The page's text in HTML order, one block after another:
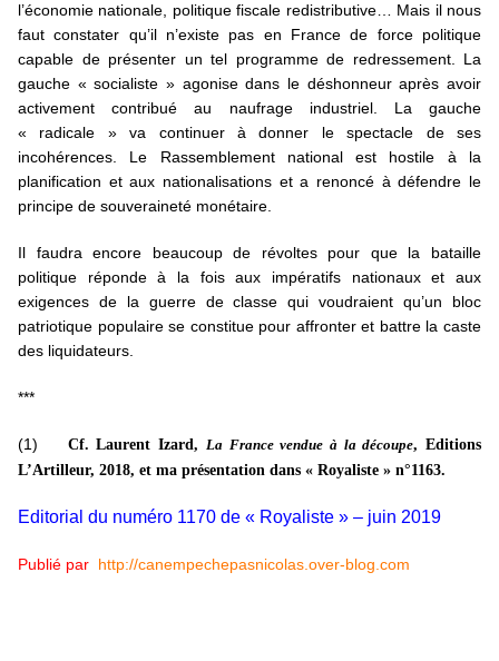
l’économie nationale, politique fiscale redistributive… Mais il nous
faut constater qu’il n’existe pas en France de force politique
capable de présenter un tel programme de redressement. La
gauche « socialiste » agonise dans le déshonneur après avoir
activement contribué au naufrage industriel. La gauche
« radicale » va continuer à donner le spectacle de ses
incohérences. Le Rassemblement national est hostile à la
planification et aux nationalisations et a renoncé à défendre le
principe de souveraineté monétaire.
Il faudra encore beaucoup de révoltes pour que la bataille
politique réponde à la fois aux impératifs nationaux et aux
exigences de la guerre de classe qui voudraient qu’un bloc
patriotique populaire se constitue pour affronter et battre la caste
des liquidateurs.
***
(1) Cf. Laurent Izard, La France vendue à la découpe, Editions
L’Artilleur, 2018, et ma présentation dans « Royaliste » n°1163.
Editorial du numéro 1170 de « Royaliste » – juin 2019
Publié par http://canempechepasnicolas.over-blog.com